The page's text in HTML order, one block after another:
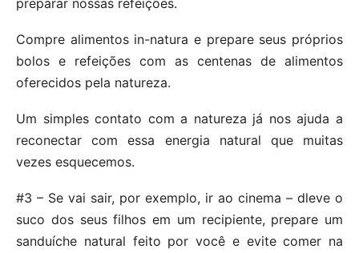
Compre alimentos in-natura e prepare seus próprios
bolos e refeições com as centenas de alimentos
oferecidos pela natureza.
Um simples contato com a natureza já nos ajuda a
reconectar com essa energia natural que muitas
vezes esquecemos.
#3 – Se vai sair, por exemplo, ir ao cinema – dleve o
suco dos seus filhos em um recipiente, prepare um
sanduíche natural feito por você e evite comer na